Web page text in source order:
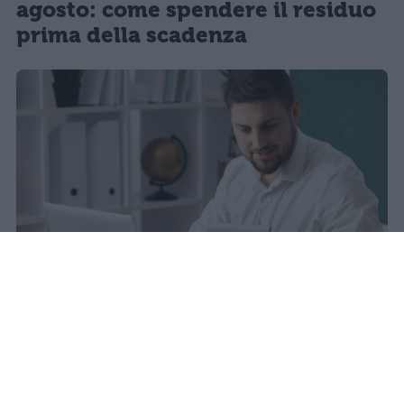
agosto: come spendere il residuo
prima della scadenza